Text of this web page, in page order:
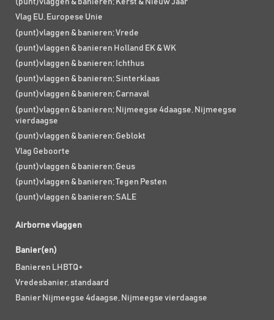
(punt)vlaggen & banieren; Kerst & Nieuw Jaar
Vlag EU, Europese Unie
(punt)vlaggen & banieren; Vrede
(punt)vlaggen & banieren Holland EK & WK
(punt)vlaggen & banieren; Ichthus
(punt)vlaggen & banieren; Sinterklaas
(punt)vlaggen & banieren; Carnaval
(punt)vlaggen & banieren; Nijmeegse 4daagse, Nijmeegse
vierdaagse
(punt)vlaggen & banieren; Geblokt
Vlag Geboorte
(punt)vlaggen & banieren; Geus
(punt)vlaggen & banieren; Tegen Pesten
(punt)vlaggen & banieren; SALE
Airborne vlaggen
Banier(en)
Banieren LHBTQ+
Vredesbanier, standaard
Banier Nijmeegse 4daagse, Nijmeegse vierdaagse